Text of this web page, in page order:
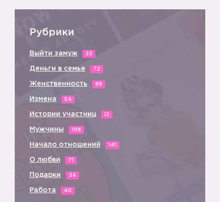
Рубрики
Выйти замуж 33
Деньги в семье 72
Женственность 88
Измена 54
Истории участниц 12
Мужчины 198
Начало отношений 141
О любви 71
Подарки 34
Работа 40